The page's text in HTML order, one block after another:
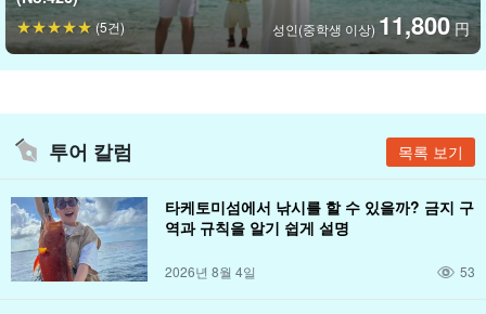
성인(중학생 이상) 11,800 円
(5건)
투어 칼럼 목록 보기
타케토미섬에서 낚시를 할 수 있을까? 금지 구
역과 규칙을 알기 쉽게 설명
2026년 8월 4일 53